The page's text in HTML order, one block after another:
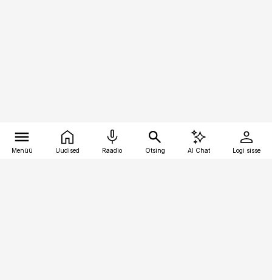
Menüü Uudised Raadio Otsing AI Chat Logi sisse